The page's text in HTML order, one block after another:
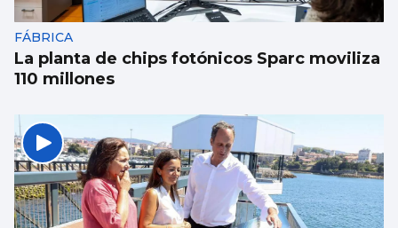
FÁBRICA
La planta de chips fotónicos Sparc moviliza
110 millones